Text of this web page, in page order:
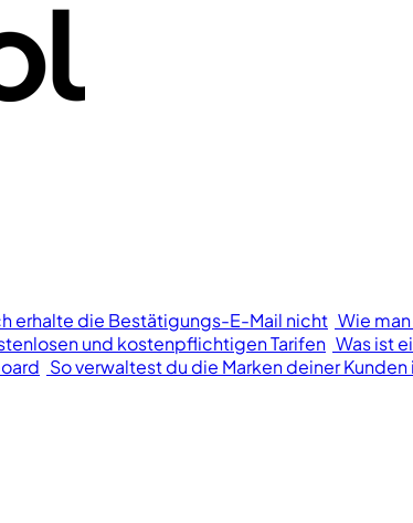
erhalte die Bestätigungs-E-Mail nicht Wie
und kostenpflichtigen Tarifen Was ist
So verwaltest du die Marken deiner